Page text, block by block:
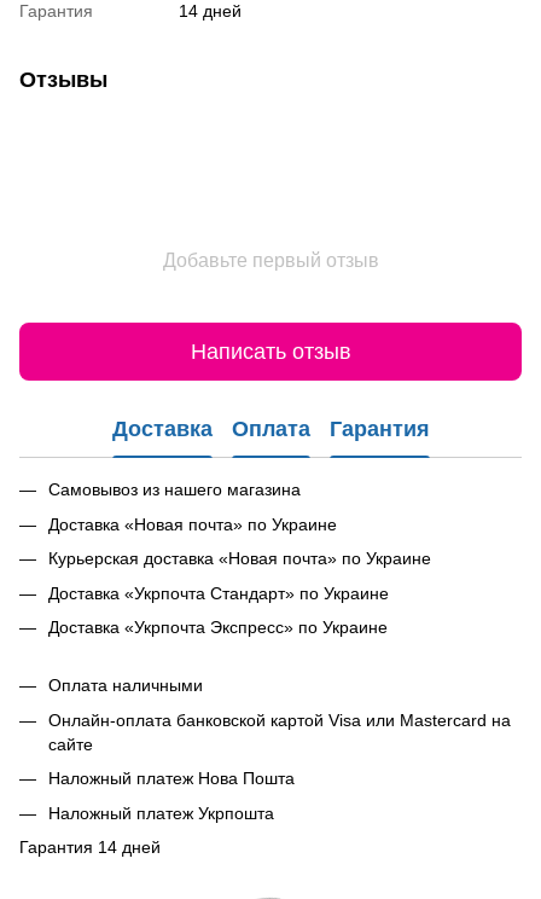
Гарантия
14 дней
Отзывы
Добавьте первый отзыв
Написать отзыв
Доставка Оплата Гарантия
Самовывоз из нашего магазина
Доставка «Новая почта» по Украине
Курьерская доставка «Новая почта» по Украине
Доставка «Укрпочта Стандарт» по Украине
Доставка «Укрпочта Экспресс» по Украине
Оплата наличными
Онлайн-оплата банковской картой Visa или Mastercard на
сайте
Наложный платеж Нова Пошта
Наложный платеж Укрпошта
Гарантия 14 дней